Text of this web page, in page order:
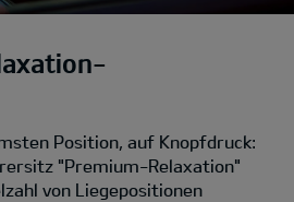
Position, auf Knopfdruck:
"Premium-Relaxation"
von Liegepositionen